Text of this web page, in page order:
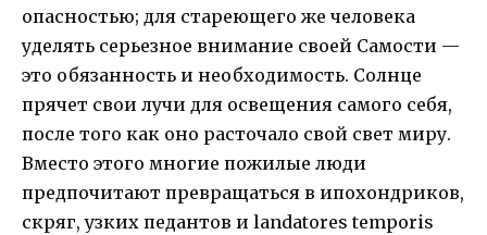
опасностью; для стареющего же человека
уделять серьезное внимание своей Самости —
это обязанность и необходимость. Солнце
прячет свои лучи для освещения самого себя,
после того как оно расточало свой свет миру.
Вместо этого многие пожилые люди
предпочитают превращаться в ипохондриков,
скряг, узких педантов и landatores temporis